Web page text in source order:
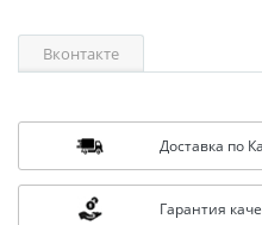
Вконтакте
Доставка по
Гарантия